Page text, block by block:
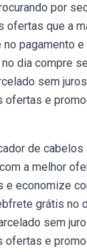
por
ofertas que a
pagamento e
dia compre
sem
ofertas e
de
a melhor
e economize
grátis no
sem
ofertas e